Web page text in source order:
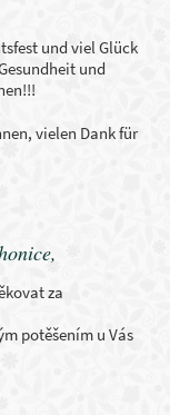
und viel Glück
und
vielen Dank für
za
potěšením u Vás